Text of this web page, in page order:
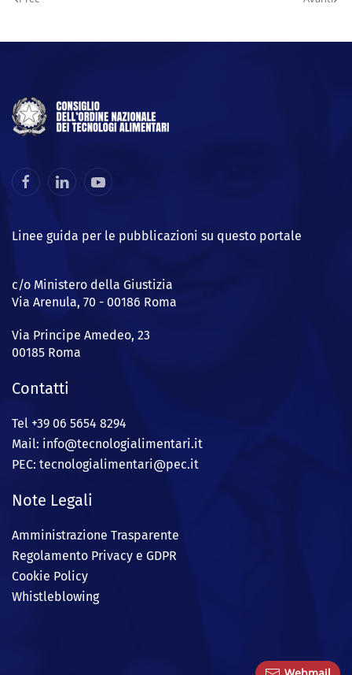
Linee guida per le pubblicazioni su questo portale
c/o Ministero della Giustizia
Via Arenula, 70 - 00186 Roma
Via Principe Amedeo, 23
00185 Roma
Contatti
Tel +39 06 5654 8294
Mail: info@tecnologialimentari.it
PEC: tecnologialimentari@pec.it
Note Legali
Amministrazione Trasparente
Regolamento Privacy e GDPR
Cookie Policy
Whistleblowing